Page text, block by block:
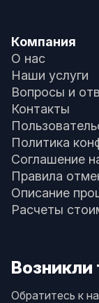
Компания
О нас
Наши услуги
Вопросы и
Контакты
Политика
Соглашение
Правила
Описание
Расчеты
Возникли
Обратитесь к